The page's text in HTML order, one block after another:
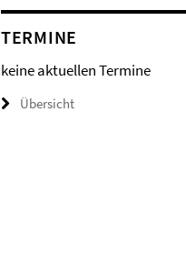
TERMINE
keine aktuellen Termine
Übersicht